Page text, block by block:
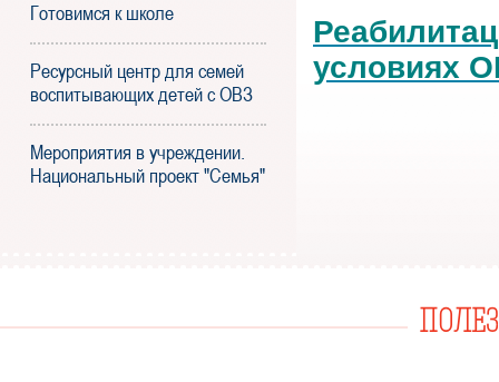
Готовимся к школе
Ресурсный центр для семей
воспитывающих детей с ОВЗ
Мероприятия в учреждении.
Национальный проект "Семья"
условиях